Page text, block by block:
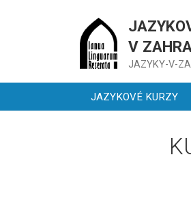
V
JAZYKY-V-
JAZYKOVÉ KURZY